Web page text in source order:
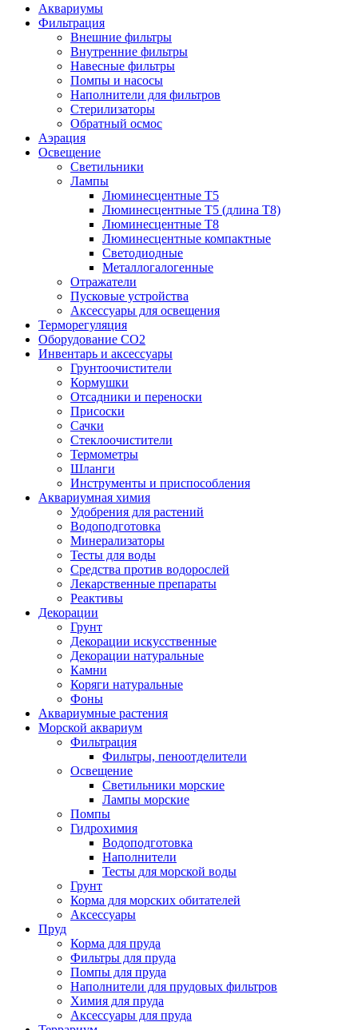
Аквариумы
Фильтрация
Внешние фильтры
Внутренние фильтры
Навесные фильтры
Помпы и насосы
Наполнители для фильтров
Стерилизаторы
Обратный осмос
Аэрация
Освещение
Светильники
Лампы
Люминесцентные T5
Люминесцентные T5 (длина T8)
Люминесцентные T8
Люминесцентные компактные
Светодиодные
Металлогалогенные
Отражатели
Пусковые устройства
Аксессуары для освещения
Терморегуляция
Оборудование CO2
Инвентарь и аксессуары
Грунтоочистители
Кормушки
Отсадники и переноски
Присоски
Сачки
Стеклоочистители
Термометры
Шланги
Инструменты и приспособления
Аквариумная химия
Удобрения для растений
Водоподготовка
Минерализаторы
Тесты для воды
Средства против водорослей
Лекарственные препараты
Реактивы
Декорации
Грунт
Декорации искусственные
Декорации натуральные
Камни
Коряги натуральные
Фоны
Аквариумные растения
Морской аквариум
Фильтрация
Фильтры, пеноотделители
Освещение
Светильники морские
Лампы морские
Помпы
Гидрохимия
Водоподготовка
Наполнители
Тесты для морской воды
Грунт
Корма для морских обитателей
Аксессуары
Пруд
Корма для пруда
Фильтры для пруда
Помпы для пруда
Наполнители для прудовых фильтров
Химия для пруда
Аксессуары для пруда